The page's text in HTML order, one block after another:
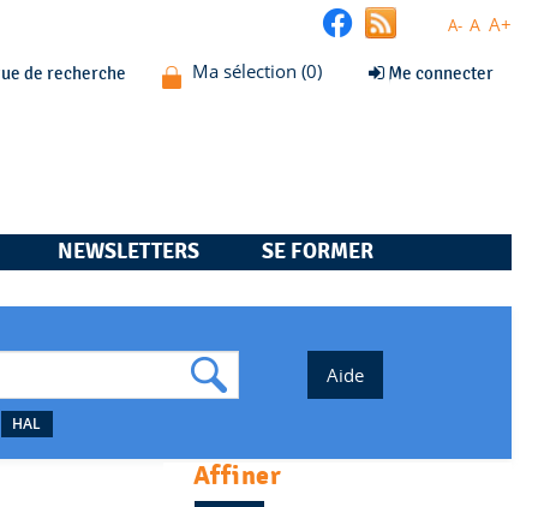
A- A A+
de recherche Me connecter
NEWSLETTERS SE FORMER
HAL
affiner